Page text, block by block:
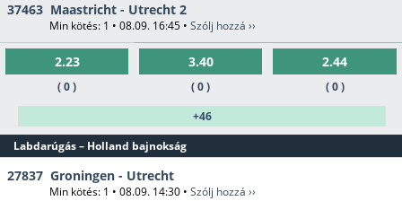
37463 Maastricht - Utrecht 2
Min kötés: 1 • 08.09. 16:45 • Szólj hozzá ››
2.23
( 0 )
3.40
( 0 )
2.44
( 0 )
+46
Labdarúgás – Holland bajnokság
27837 Groningen - Utrecht
Min kötés: 1 • 08.09. 14:30 • Szólj hozzá ››